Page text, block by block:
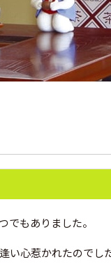
もありました。
心惹かれたので